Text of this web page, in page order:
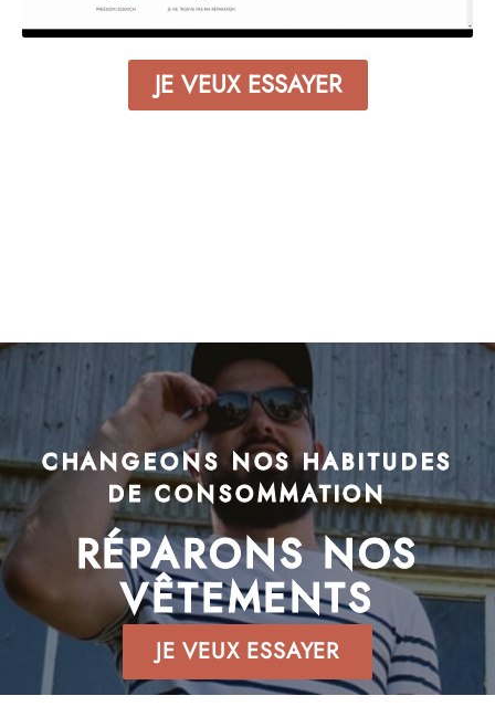
JE VEUX ESSAYER
CHANGEONS NOS HABITUDES
DE CONSOMMATION
RÉPARONS NOS
VÊTEMENTS
JE VEUX ESSAYER